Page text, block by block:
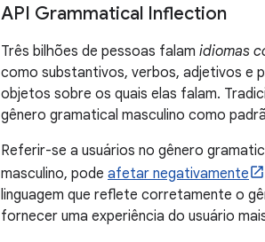
API Grammatical Inflection
Três bilhões de pessoas falam idiomas
como substantivos, verbos, adjetivos e
objetos sobre os quais elas falam.
gênero gramatical masculino como
Referir-se a usuários no gênero
masculino, pode afetar negativamente
linguagem que reflete corretamente o
fornecer uma experiência do usuário